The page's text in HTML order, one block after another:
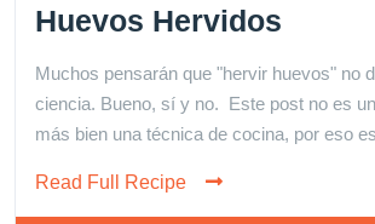
Huevos Hervidos
Muchos pensarán que "hervir huevos" no
ciencia. Bueno, sí y no. Este post no es
más bien una técnica de cocina, por eso
Read Full Recipe